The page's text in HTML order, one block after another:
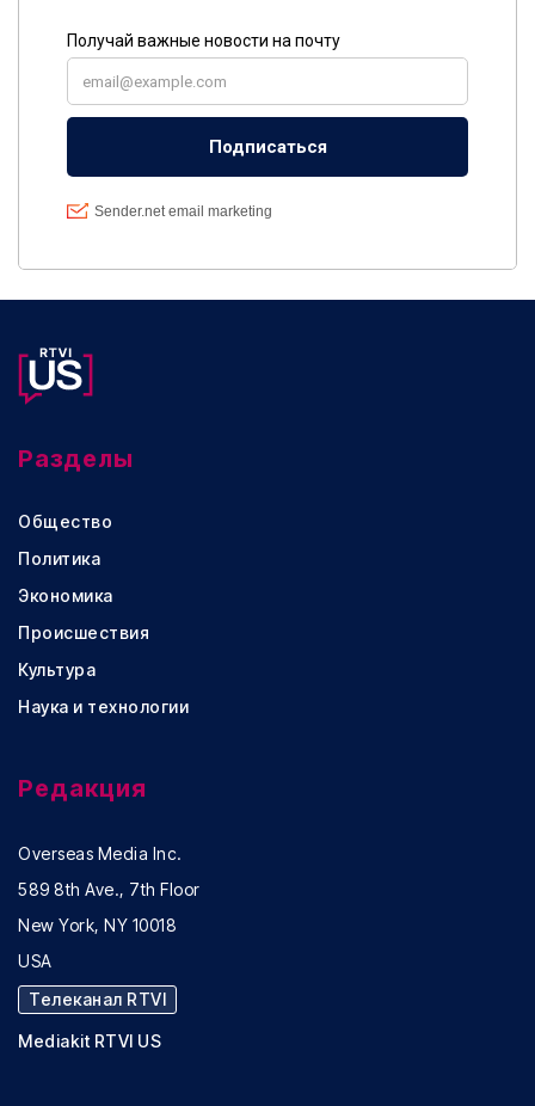
Разделы
Общество
Политика
Экономика
Происшествия
Культура
Наука и технологии
Редакция
Overseas Media Inc.
589 8th Ave., 7th Floor
New York, NY 10018
USA
Телеканал RTVI
Mediakit RTVI US